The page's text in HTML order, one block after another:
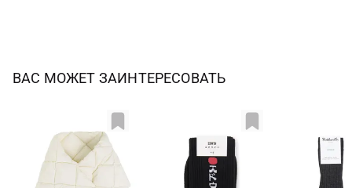
ВАС МОЖЕТ ЗАИНТЕРЕСОВАТЬ